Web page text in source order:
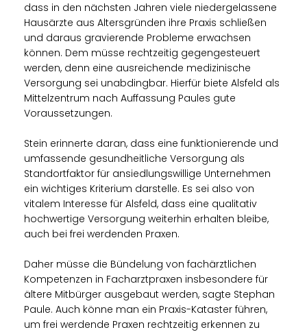
dass in den nächsten Jahren viele niedergelassene
Hausärzte aus Altersgründen ihre Praxis schließen
und daraus gravierende Probleme erwachsen
können. Dem müsse rechtzeitig gegengesteuert
werden, denn eine ausreichende medizinische
Versorgung sei unabdingbar. Hierfür biete Alsfeld als
Mittelzentrum nach Auffassung Paules gute
Voraussetzungen.
Stein erinnerte daran, dass eine funktionierende und
umfassende gesundheitliche Versorgung als
Standortfaktor für ansiedlungswillige Unternehmen
ein wichtiges Kriterium darstelle. Es sei also von
vitalem Interesse für Alsfeld, dass eine qualitativ
hochwertige Versorgung weiterhin erhalten bleibe,
auch bei frei werdenden Praxen.
Daher müsse die Bündelung von fachärztlichen
Kompetenzen in Facharztpraxen insbesondere für
ältere Mitbürger ausgebaut werden, sagte Stephan
Paule. Auch könne man ein Praxis-Kataster führen,
um frei werdende Praxen rechtzeitig erkennen zu